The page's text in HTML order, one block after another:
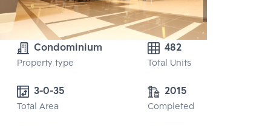
Condominium
Property type
482
Total Units
Total Area
2015
Completed